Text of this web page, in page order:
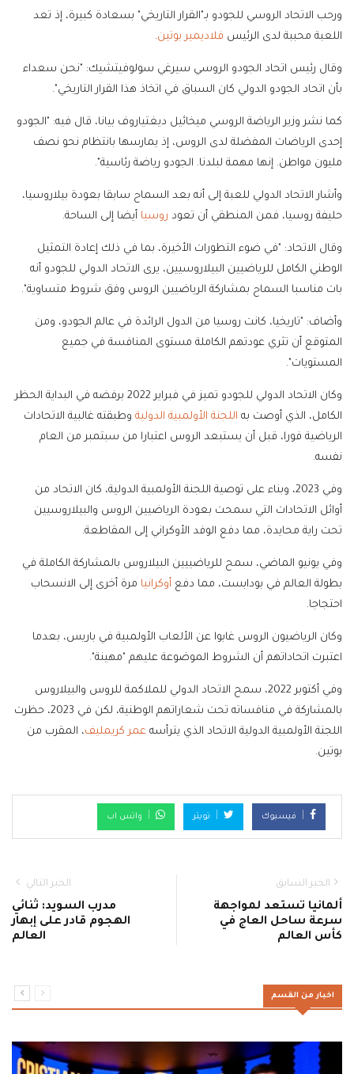
ورحب الاتحاد الروسي للجودو بـ"القرار التاريخي" بسعادة كبيرة، إذ تعد
اللعبة محببة لدى الرئيس فلاديمير بوتين.
وقال رئيس اتحاد الجودو الروسي سيرغي سولوفيتشيك: "نحن سعداء
بأن اتحاد الجودو الدولي كان السباق في اتخاذ هذا القرار التاريخي".
كما نشر وزير الرياضة الروسي ميخائيل ديغتياروف بيانا، قال فيه: "الجودو
إحدى الرياضات المفضلة لدى الروس، إذ يمارسها بانتظام نحو نصف
مليون مواطن. إنها مهمة لبلدنا. الجودو رياضة رئاسية".
وأشار الاتحاد الدولي للعبة إلى أنه بعد السماح سابقا بعودة بيلاروسيا،
حليفة روسيا، فمن المنطقي أن تعود روسيا أيضا إلى الساحة.
وقال الاتحاد: "في ضوء التطورات الأخيرة، بما في ذلك إعادة التمثيل
الوطني الكامل للرياضيين البيلاروسيين، يرى الاتحاد الدولي للجودو أنه
بات مناسبا السماح بمشاركة الرياضيين الروس وفق شروط متساوية".
وأضاف: "تاريخيا، كانت روسيا من الدول الرائدة في عالم الجودو، ومن
المتوقع أن تثري عودتهم الكاملة مستوى المنافسة في جميع
المستويات".
وكان الاتحاد الدولي للجودو تميز في فبراير 2022 برفضه في البداية الحظر
الكامل، الذي أوصت به اللجنة الأولمبية الدولية وطبقته غالبية الاتحادات
الرياضية فورا، قبل أن يستبعد الروس اعتبارا من سبتمبر من العام
نفسه.
وفي 2023، وبناء على توصية اللجنة الأولمبية الدولية، كان الاتحاد من
أوائل الاتحادات التي سمحت بعودة الرياضيين الروس والبيلاروسيين
تحت راية محايدة، مما دفع الوفد الأوكراني إلى المقاطعة.
وفي يونيو الماضي، سمح للرياضييين البيلاروس بالمشاركة الكاملة في
بطولة العالم في بودابست، مما دفع أوكرانيا مرة أخرى إلى الانسحاب
احتجاجا.
وكان الرياضيون الروس غابوا عن الألعاب الأولمبية في باريس، بعدما
اعتبرت اتحاداتهم أن الشروط الموضوعة عليهم "مهينة".
وفي أكتوبر 2022، سمح الاتحاد الدولي للملاكمة للروس والبيلاروس
بالمشاركة في منافساته تحت شعاراتهم الوطنية، لكن في 2023، حظرت
اللجنة الأولمبية الدولية الاتحاد الذي يترأسه عمر كريمليف، المقرب من
بوتين.
فيسبوك تويتر واتس اب
الخبر السابق
ألمانيا تستعد لمواجهة
سرعة ساحل العاج في
كأس العالم
الخبر التالي
مدرب السويد: ثنائي
الهجوم قادر على إبهار
العالم
اخبار من القسم